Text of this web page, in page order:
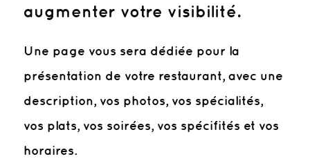
augmenter votre visibilité.
Une page vous sera dédiée pour la
présentation de votre restaurant, avec une
description, vos photos, vos spécialités,
vos plats, vos soirées, vos spécifités et vos
horaires.